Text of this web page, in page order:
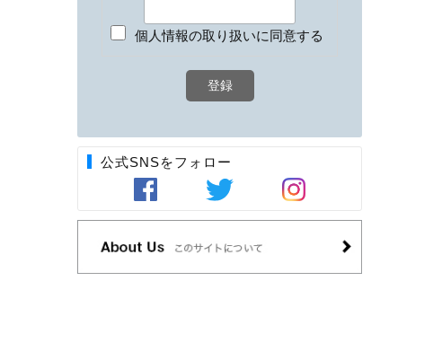
個人情報の取り扱いに同意する
公式SNSをフォロー